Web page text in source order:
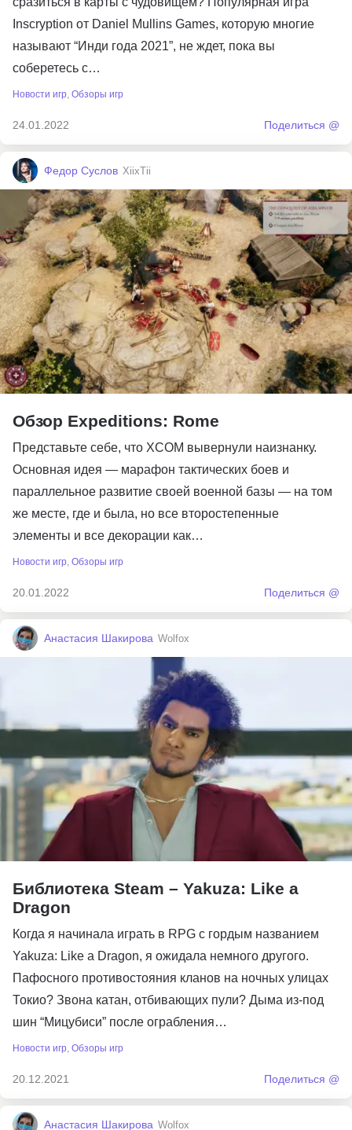
Inscryption от Daniel Mullins Games, которую многие
называют “Инди года 2021”, не ждет, пока вы
соберетесь с…
Новости игр, Обзоры игр
24.01.2022 Поделиться @
Федор Суслов XiixTii
Обзор Expeditions: Rome
Представьте себе, что XCOM вывернули наизнанку.
Основная идея — марафон тактических боев и
параллельное развитие своей военной базы — на том
же месте, где и была, но все второстепенные
элементы и все декорации как…
Новости игр, Обзоры игр
20.01.2022 Поделиться @
Анастасия Шакирова Wolfox
Библиотека Steam – Yakuza: Like a
Dragon
Когда я начинала играть в RPG с гордым названием
Yakuza: Like a Dragon, я ожидала немного другого.
Пафосного противостояния кланов на ночных улицах
Токио? Звона катан, отбивающих пули? Дыма из-под
шин “Мицубиси” после ограбления…
Новости игр, Обзоры игр
20.12.2021 Поделиться @
Анастасия Шакирова Wolfox